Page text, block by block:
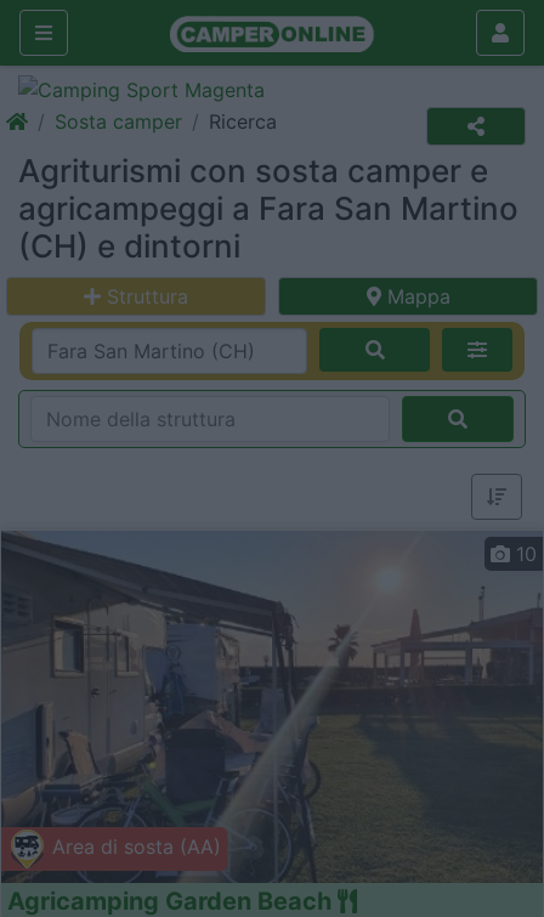
Sosta camper Ricerca
Agriturismi con sosta camper e
agricampeggi a Fara San Martino
(CH) e dintorni
Struttura Mappa
Area di sosta (AA)
10
Agricamping Garden Beach